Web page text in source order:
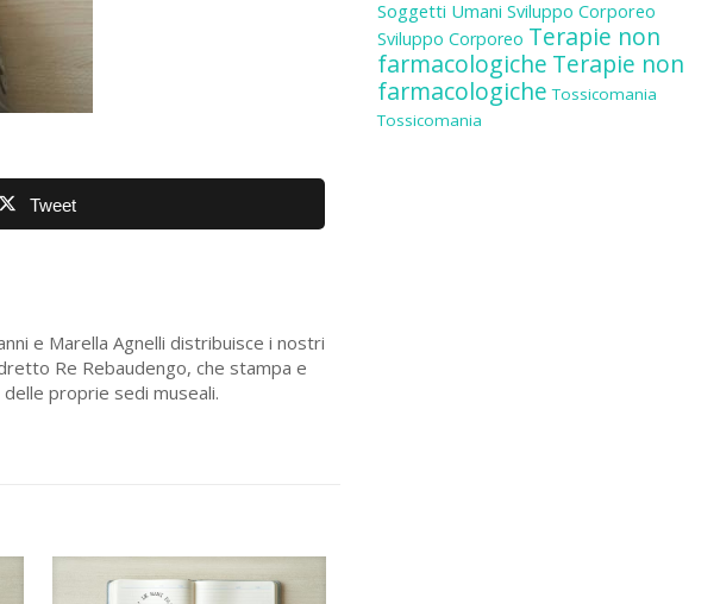
Tweet
e Marella Agnelli distribuisce i nostri
Re Rebaudengo, che stampa e
proprie sedi museali.
Soggetti Umani Sviluppo Corporeo
Sviluppo Corporeo Terapie non
farmacologiche Terapie non
farmacologiche Tossicomania
Tossicomania